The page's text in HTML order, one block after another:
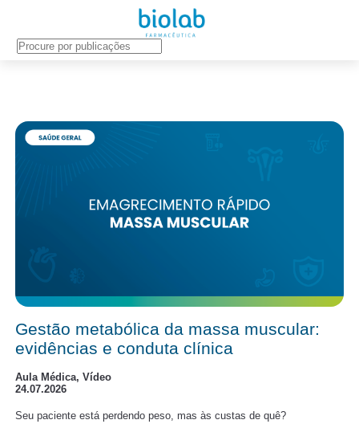
Gestão metabólica da massa muscular:
evidências e conduta clínica
Aula Médica, Vídeo
24.07.2026
Seu paciente está perdendo peso, mas às custas de quê?